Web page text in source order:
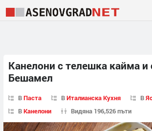
Канелони с телешка кайма и
Бешамел
ВПаста ВИталианска Кухня В
ВКанелони Видяна 196,526 пъти